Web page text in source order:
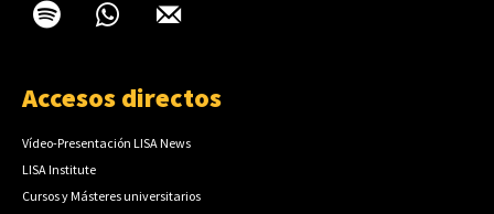
Accesos directos
Vídeo-Presentación LISA News
LISA Institute
Cursos y Másteres universitarios